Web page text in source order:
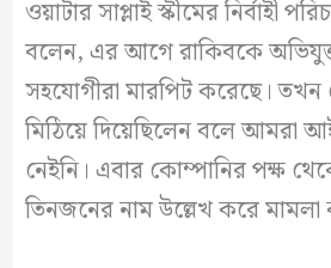
ওয়াটার সাপ্লাই স্কীমের নির্বাহী
বলেন, এর আগে রাকিবকে
সহযোগীরা মারপিট করেছে। তখন
মিঠিয়ে দিয়েছিলেন বলে আমরা
নেইনি। এবার কোম্পানির পক্ষ
তিনজনের নাম উল্লেখ করে মামলা